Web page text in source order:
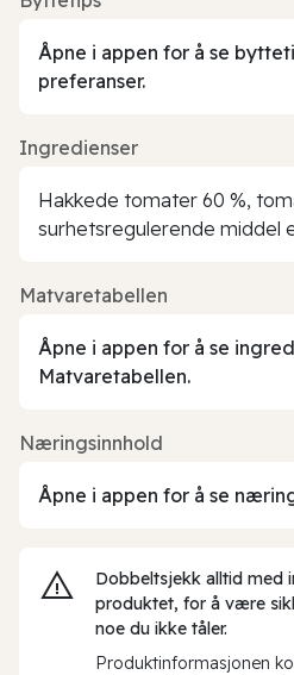
Åpne i appen for å se
preferanser.
Ingredienser
Hakkede tomater 60 %,
surhetsregulerende middel
Matvaretabellen
Åpne i appen for å se
Matvaretabellen.
Næringsinnhold
Åpne i appen for å se
Dobbeltsjekk alltid med
produktet, for å være
noe du ikke tåler.
Produktinformasjonen